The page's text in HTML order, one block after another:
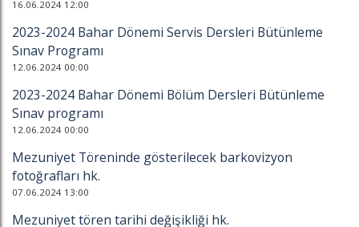
16.06.2024 12:00
2023-2024 Bahar Dönemi Servis Dersleri Bütünleme
Sınav Programı
12.06.2024 00:00
2023-2024 Bahar Dönemi Bölüm Dersleri Bütünleme
Sınav programı
12.06.2024 00:00
Mezuniyet Töreninde gösterilecek barkovizyon
fotoğrafları hk.
07.06.2024 13:00
Mezuniyet tören tarihi değişikliği hk.